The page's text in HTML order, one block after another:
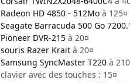
Radeon HD 4850 - 512Mo à 125¤
Seagate Barracuda 500 Go
Pioneer DVR-215 à 20¤
souris Razer Krait à 20¤
Samsung SyncMaster T220 à
clavier avec des touches : 15¤